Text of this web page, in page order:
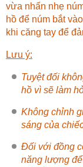
vừa nhấn nhẹ
hồ để núm bắt
khi căng tay để
Lưu ý:
Tuyệt đối
hồ vì sẽ làm
Không chỉnh
sáng của
Đối với đồng
năng lượng